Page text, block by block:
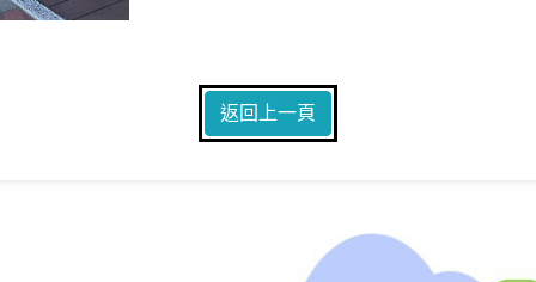
返回上一頁